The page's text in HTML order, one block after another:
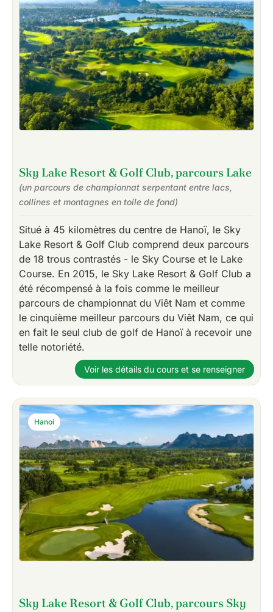
Sky Lake Resort & Golf Club, parcours Lake
(un parcours de championnat serpentant entre lacs,
collines et montagnes en toile de fond)
Situé à 45 kilomètres du centre de Hanoï, le Sky
Lake Resort & Golf Club comprend deux parcours
de 18 trous contrastés - le Sky Course et le Lake
Course. En 2015, le Sky Lake Resort & Golf Club a
été récompensé à la fois comme le meilleur
parcours de championnat du Viêt Nam et comme
le cinquième meilleur parcours du Viêt Nam, ce qui
en fait le seul club de golf de Hanoï à recevoir une
telle notoriété.
Voir les détails du cours et se renseigner
Sky Lake Resort & Golf Club, parcours Sky
Hanoi